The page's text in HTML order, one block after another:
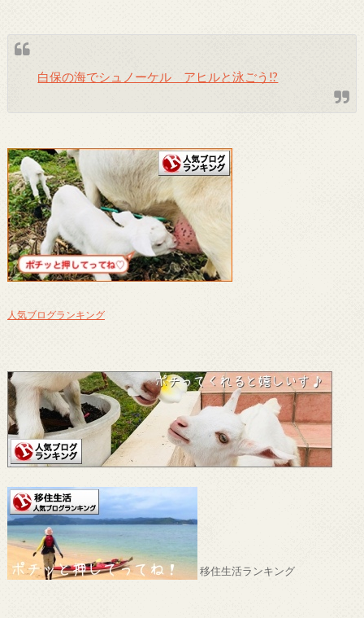
白保の海でシュノーケル アヒルと泳ごう!?
人気ブログランキング
移住生活ランキング